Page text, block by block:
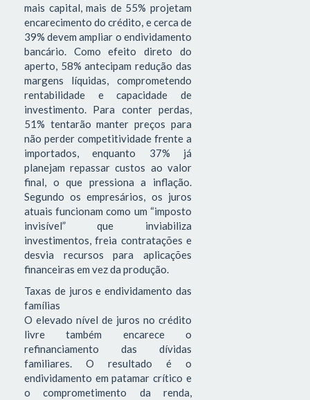
mais capital, mais de 55% projetam
encarecimento do crédito, e cerca de
39% devem ampliar o endividamento
bancário. Como efeito direto do
aperto, 58% antecipam redução das
margens líquidas, comprometendo
rentabilidade e capacidade de
investimento. Para conter perdas,
51% tentarão manter preços para
não perder competitividade frente a
importados, enquanto 37% já
planejam repassar custos ao valor
final, o que pressiona a inflação.
Segundo os empresários, os juros
atuais funcionam como um “imposto
invisível” que inviabiliza
investimentos, freia contratações e
desvia recursos para aplicações
financeiras em vez da produção.
Taxas de juros e endividamento das
famílias
O elevado nível de juros no crédito
livre também encarece o
refinanciamento das dívidas
familiares. O resultado é o
endividamento em patamar crítico e
o comprometimento da renda,